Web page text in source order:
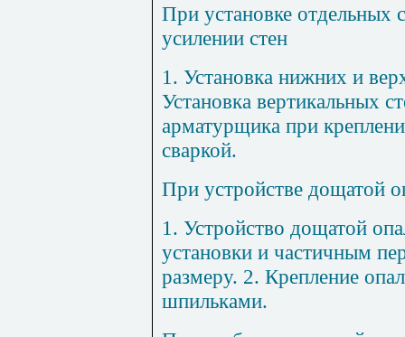
При установке отдельных
усилении стен
1 . Установка нижних и
Установка вертикальных
арматурщика при
сваркой.
При устройстве дощатой
1 . Устройство дощатой
установки и частичным
размеру. 2. Крепление
шпильками.